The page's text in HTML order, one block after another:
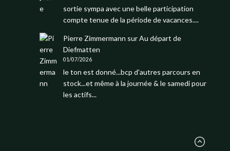
sortie sympa avec une belle participation
compte tenue de la période de vacances....
Pierre Zimmermann surAu départ de
Diefmatten
01/07/2026
le ton est donné...bcp d'autres parcours en
stock...et même à la journée & le samedi pour
les actifs...